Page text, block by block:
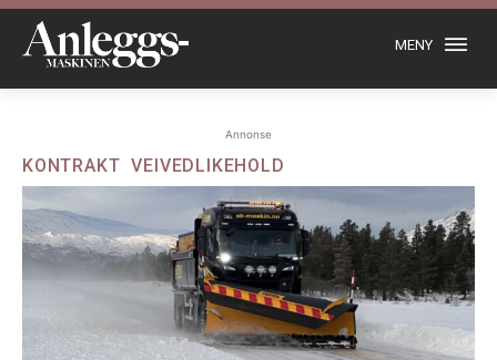
MENY
Annonse
KONTRAKT VEIVEDLIKEHOLD